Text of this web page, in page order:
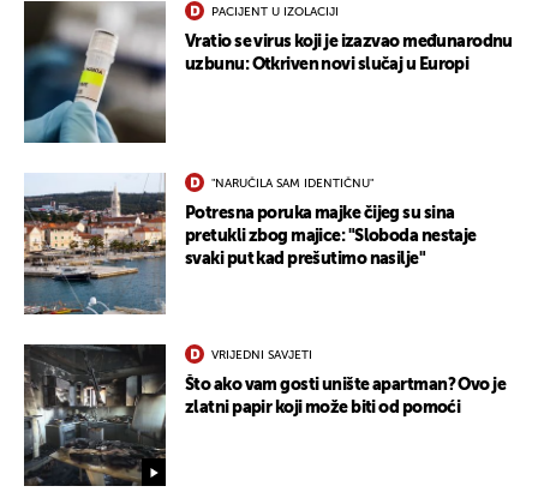
PACIJENT U IZOLACIJI
Vratio se virus koji je izazvao međunarodnu
uzbunu: Otkriven novi slučaj u Europi
"NARUČILA SAM IDENTIČNU"
Potresna poruka majke čijeg su sina
pretukli zbog majice: "Sloboda nestaje
svaki put kad prešutimo nasilje"
VRIJEDNI SAVJETI
Što ako vam gosti unište apartman? Ovo je
zlatni papir koji može biti od pomoći